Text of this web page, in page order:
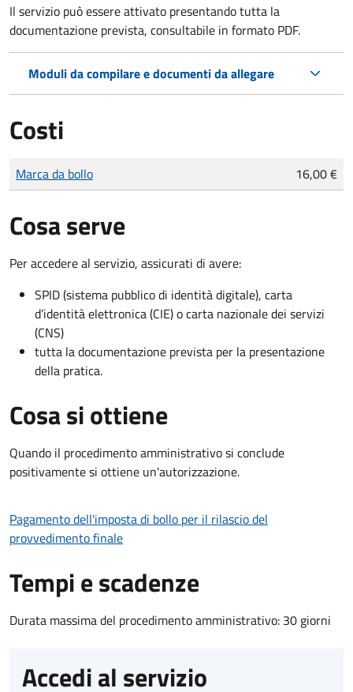
Il servizio può essere attivato presentando tutta la
documentazione prevista, consultabile in formato PDF.
Moduli da compilare e documenti da allegare
Costi
Tipo di pagamento
Importo
Marca da bollo 16,00 €
Cosa serve
Per accedere al servizio, assicurati di avere:
SPID (sistema pubblico di identità digitale), carta
d’identità elettronica (CIE) o carta nazionale dei servizi
(CNS)
tutta la documentazione prevista per la presentazione
della pratica.
Cosa si ottiene
Quando il procedimento amministrativo si conclude
positivamente si ottiene un'autorizzazione.
Pagamento dell'imposta di bollo per il rilascio del
provvedimento finale
Tempi e scadenze
Durata massima del procedimento amministrativo: 30 giorni
Accedi al servizio